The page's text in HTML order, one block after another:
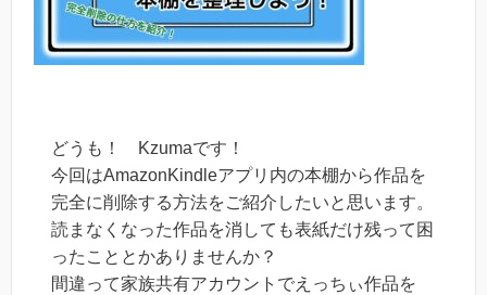
どうも！ Kzumaです！
今回はAmazonKindleアプリ内の本棚から作品を
完全に削除する方法をご紹介したいと思います。
読まなくなった作品を消しても表紙だけ残って困
ったこととかありませんか？
間違って家族共有アカウントでえっちぃ作品を